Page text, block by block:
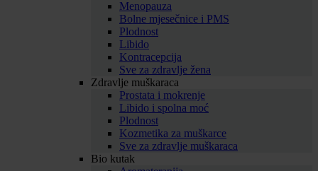
Menopauza
Bolne mjesečnice i PMS
Plodnost
Libido
Kontracepcija
Sve za zdravlje žena
Zdravlje muškaraca
Prostata i mokrenje
Libido i spolna moć
Plodnost
Kozmetika za muškarce
Sve za zdravlje muškaraca
Bio kutak